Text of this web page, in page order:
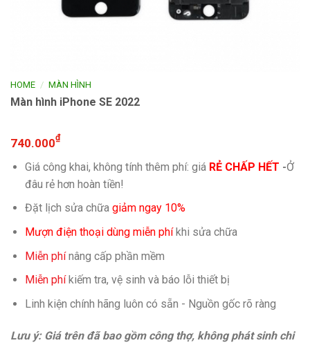
HOME / MÀN HÌNH
Màn hình iPhone SE 2022
740.000₫
Giá công khai, không tính thêm phí: giá RẺ CHẤP HẾT -Ở
đâu rẻ hơn hoàn tiền!
Đặt lịch sửa chữa giảm ngay 10%
Mượn điện thoại dùng miễn phíkhi sửa chữa
Miễn phínâng cấp phần mềm
Miễn phíkiếm tra, vệ sinh và báo lỗi thiết bị
Linh kiện chính hãng luôn có sẵn - Nguồn gốc rõ ràng
Lưu ý: Giá trên đã bao gồm công thợ, không phát sinh chi